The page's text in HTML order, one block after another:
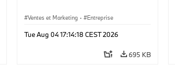
Ventes et Marketing · Entreprise
Tue Aug 04 17:14:18 CEST 2026
695 KB